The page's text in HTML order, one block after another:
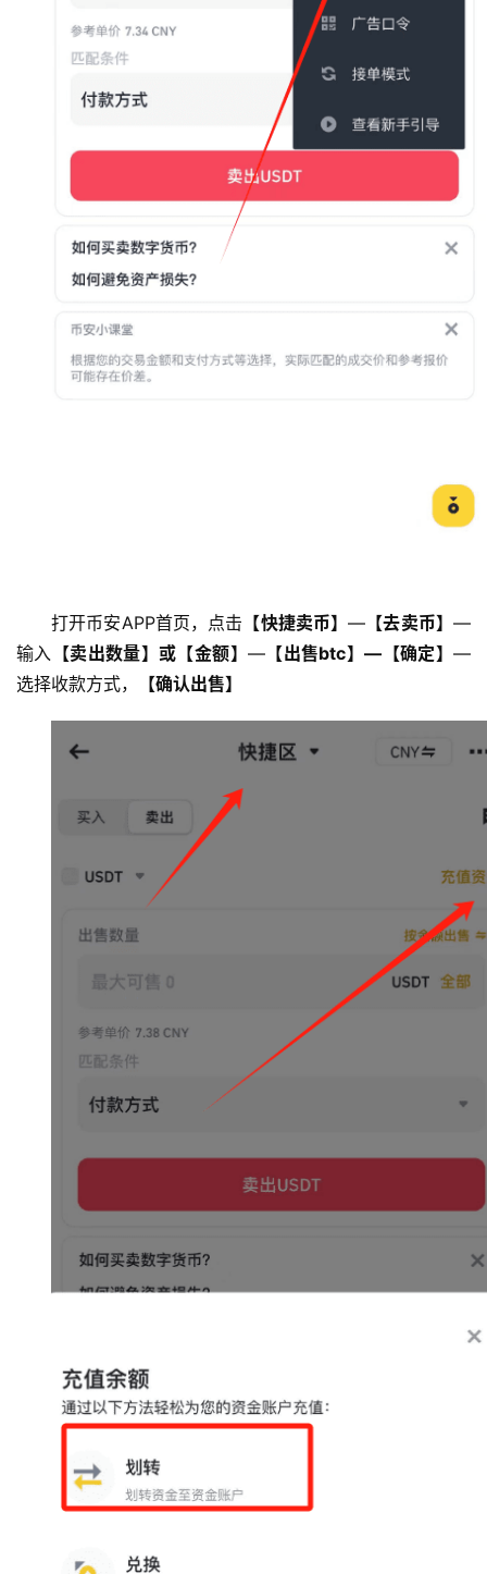
打开币安APP首页，点击 【快捷卖币】— 【去卖币】—
输入 【卖出数量】或【金额】 —【出售btc】—【确定】 —
选择收款方式，
【确认出售】